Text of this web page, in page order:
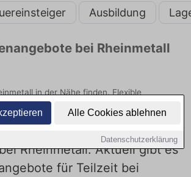
Alle Cookies ablehnen
Datenschutzerklärung
Ausbildung
bei Rheinmetall
in der Nähe finden. Flexible
andere Kasse oder als
bewerben!
Rheinmetall: Aktuell gibt es
für Teilzeit bei